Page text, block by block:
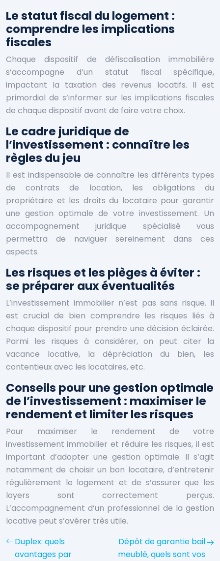
Le statut fiscal du logement :
comprendre les implications
fiscales
Chaque dispositif de défiscalisation immobilière
s’accompagne d’un statut fiscal spécifique,
impactant la taxation des revenus locatifs. Il est
primordial de s’informer sur les implications fiscales
de chaque dispositif avant de faire votre choix.
Le cadre juridique de
l’investissement : connaître les
règles du jeu
Il est indispensable de connaître les différents types
de contrats de location, les obligations du
propriétaire et les droits du locataire pour garantir
une gestion optimale de votre investissement. Un
accompagnement juridique spécialisé vous
permettra de naviguer sereinement dans ces
aspects.
Les risques et les pièges à éviter :
se préparer aux éventualités
L’investissement immobilier n’est pas sans risque. Il
est crucial de bien comprendre les risques liés à
chaque dispositif pour prendre une décision éclairée.
Parmi les risques à considérer, on peut citer la
vacance locative, la dépréciation du bien, les
contentieux avec les locataires, etc.
Conseils pour une gestion optimale
de l’investissement : maximiser le
rendement et limiter les risques
Pour maximiser le rendement de votre
investissement immobilier et réduire les risques, il est
important d’adopter une gestion optimale. Il s’agit
notamment de choisir un bon locataire, d’entretenir
régulièrement le logement et de s’assurer que les
loyers sont correctement perçus.
L’accompagnement d’un professionnel de la gestion
locative peut s’avérer très utile.
Duplex: quels
avantages par
Dépôt de garantie bail
meublé, quels sont vos